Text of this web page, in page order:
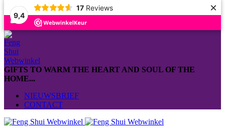
9,4
17 Reviews ×
GIFTS TO WARM THE HEART AND SOUL OF THE
HOME...
NIEUWSBRIEF
CONTACT